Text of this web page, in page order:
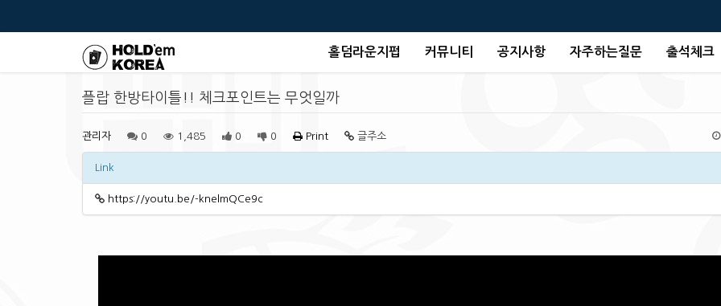
홀덤라운지펍 커뮤니티 공지사항 자주하는질문 출석체크
플랍 한방타이틀!! 체크포인트는 무엇일까
관리자 0 1,485 0 0 Print 글주소
Link
https://youtu.be/-knelmQCe9c